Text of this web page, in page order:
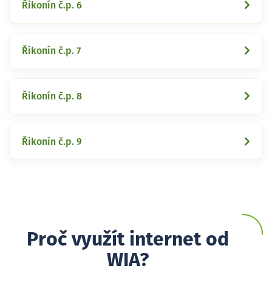
Řikonín č.p. 6
Řikonín č.p. 7
Řikonín č.p. 8
Řikonín č.p. 9
Proč využít internet od
WIA?